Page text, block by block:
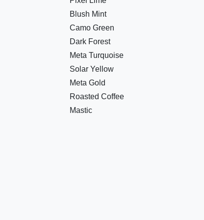
Blush Mint
Camo Green
Dark Forest
Meta Turquoise
Solar Yellow
Meta Gold
Roasted Coffee
Mastic